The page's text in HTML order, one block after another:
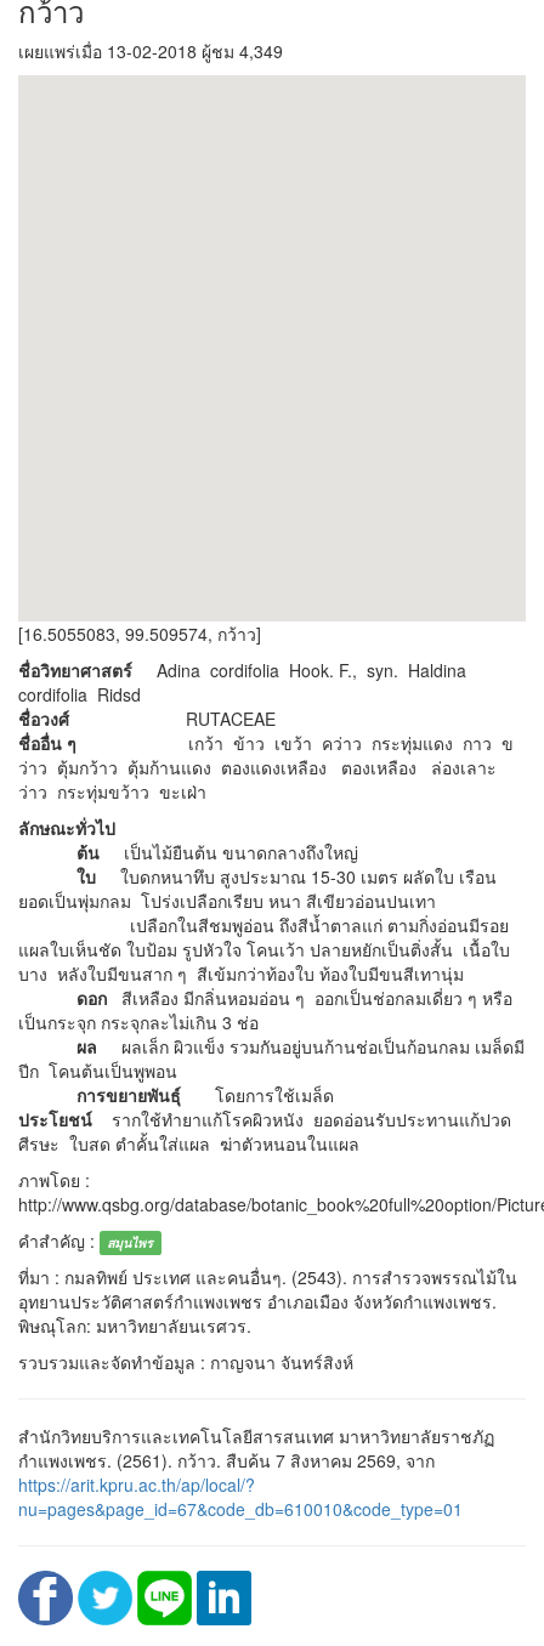
กว้าว
เผยแพร่เมื่อ 13-02-2018 ผู้ชม 4,349
[16.5055083, 99.509574, กว้าว]
ชื่อวิทยาศาสตร์
Adina cordifolia Hook. F., syn. Haldina
cordifolia Ridsd
ชื่อวงศ์
RUTACEAE
ชื่ออื่น ๆ
เกว้า ข้าว เขว้า คว่าว กระทุ่มแดง กาว ข
ว่าว ตุ้มกว้าว ตุ้มก้านแดง ตองแดงเหลือง ตองเหลือง ล่องเลาะ
ว่าว กระทุ่มขว้าว ขะเฝ่า
ลักษณะทั่วไป
ต้น
เป็นไม้ยืนต้น ขนาดกลางถึงใหญ่
ใบ
ใบดกหนาทึบ สูงประมาณ 15-30 เมตร ผลัดใบ เรือน
ยอดเป็นพุ่มกลม โปร่งเปลือกเรียบ หนา สีเขียวอ่อนปนเทา
เปลือกในสีชมพูอ่อน ถึงสีน้ำตาลแก่ ตามกิ่งอ่อนมีรอย
แผลใบเห็นชัด ใบป้อม รูปหัวใจ โคนเว้า ปลายหยักเป็นติ่งสั้น เนื้อใบ
บาง หลังใบมีขนสาก ๆ สีเข้มกว่าท้องใบ ท้องใบมีขนสีเทานุ่ม
ดอก สีเหลือง มีกลิ่นหอมอ่อน ๆ ออกเป็นช่อกลมเดี่ยว ๆ หรือ
เป็นกระจุก กระจุกละไม่เกิน 3 ช่อ
ผล
ผลเล็ก ผิวแข็ง รวมกันอยู่บนก้านช่อเป็นก้อนกลม เมล็ดมี
ปีก โคนต้นเป็นพูพอน
การขยายพันธุ์
โดยการใช้เมล็ด
ประโยชน์
รากใช้ทำยาแก้โรคผิวหนัง ยอดอ่อนรับประทานแก้ปวด
ศีรษะ ใบสด ตำคั้นใส่แผล ฆ่าตัวหนอนในแผล
ภาพโดย :
http://www.qsbg.org/database/botanic_book%20full%20option/
คำสำคัญ :
สมุนไพร
ที่มา : กมลทิพย์ ประเทศ และคนอื่นๆ. (2543). การสำรวจพรรณไม้ใน
อุทยานประวัติศาสตร์กำแพงเพชร อำเภอเมือง จังหวัดกำแพงเพชร.
พิษณุโลก: มหาวิทยาลัยนเรศวร.
รวบรวมและจัดทำข้อมูล : กาญจนา จันทร์สิงห์
สำนักวิทยบริการและเทคโนโลยีสารสนเทศ มาหาวิทยาลัยราชภัฏ
กำแพงเพชร. (2561). กว้าว. สืบค้น 7 สิงหาคม 2569, จาก
https://arit.kpru.ac.th/ap/local/?
nu=pages&page_id=67&code_db=610010&code_type=01